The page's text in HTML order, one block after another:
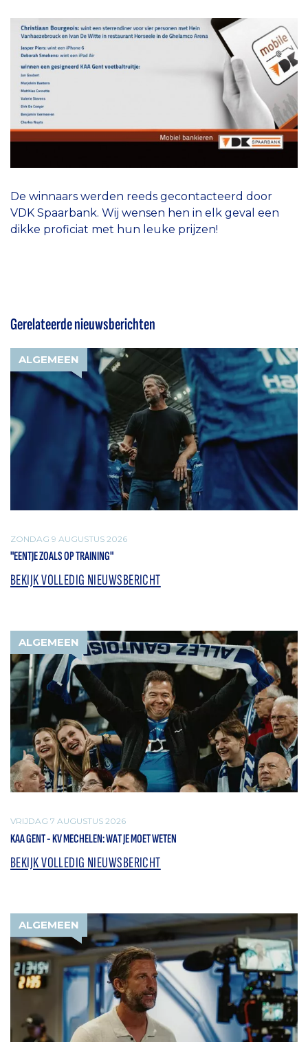
De winnaars werden reeds gecontacteerd door
VDK Spaarbank. Wij wensen hen in elk geval een
dikke proficiat met hun leuke prijzen!
Gerelateerde nieuwsberichten
ALGEMEEN
ZONDAG 9 AUGUSTUS 2026
"EENTJE ZOALS OP TRAINING"
BEKIJK VOLLEDIG NIEUWSBERICHT
ALGEMEEN
VRIJDAG 7 AUGUSTUS 2026
KAA GENT - KV MECHELEN: WAT JE MOET WETEN
BEKIJK VOLLEDIG NIEUWSBERICHT
ALGEMEEN